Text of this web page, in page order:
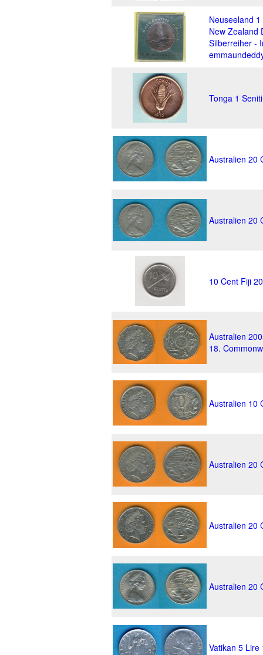
Neuseeland
New Zealand
Silberreiher -
Tonga 1
Australien 20
Australien 20
10 Cent Fiji
Australien
18.
Australien 10
Australien 20
Australien 20
Australien 20
Vatikan 5 Lire